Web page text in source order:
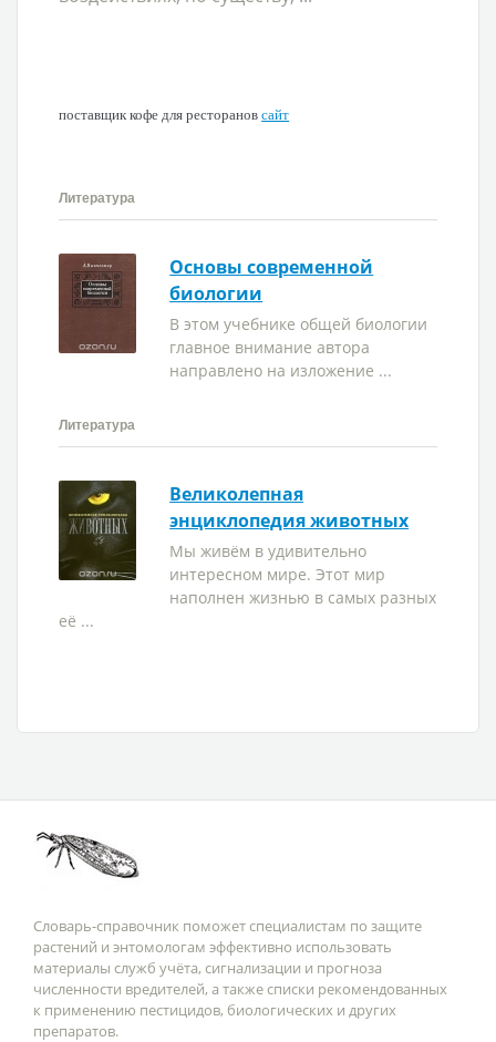
поставщик кофе для ресторановсайт
Литература
Основы современной
биологии
В этом учебнике общей биологии
главное внимание автора
направлено на изложение ...
Литература
Великолепная
энциклопедия животных
Мы живём в удивительно
интересном мире. Этот мир
наполнен жизнью в самых разных
её ...
Словарь-справочник поможет специалистам по защите
растений и энтомологам эффективно использовать
материалы служб учёта, сигнализации и прогноза
численности вредителей, а также списки рекомендованных
к применению пестицидов, биологических и других
препаратов.